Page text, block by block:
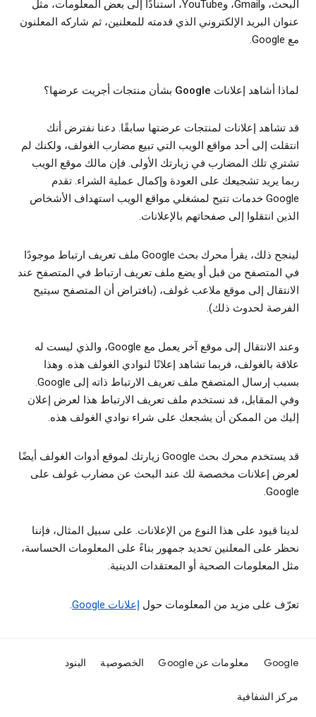
البحث، وGmail، وYouTube، استنادًا إلى بعض المعلومات، مثل
عنوان البريد الإلكتروني الذي قدمته للمعلنين، ثم شاركه المعلنون
مع Google.
لماذا أشاهد إعلانات Google بشأن منتجات أجريت عرضها؟
قد تشاهد إعلانات لمنتجات عرضتها سابقًا. دعنا نفترض أنك
انتقلت إلى أحد مواقع الويب التي تبيع مضارب الغولف، ولكنك لم
تشتري تلك المضارب في زيارتك الأولى. فإن مالك موقع الويب
ربما يريد تشجيعك على العودة وإكمال عملية الشراء. تقدم
Google خدمات تتيح لمشغلي مواقع الويب استهداف الأشخاص
الذين انتقلوا إلى صفحاتهم بالإعلانات.
لينجح ذلك، يقرأ محرك بحث Google ملف تعريف ارتباط موجودًا
في المتصفح من قبل أو يضع ملف تعريف ارتباط في المتصفح عند
الانتقال إلى موقع ملاعب غولف، (بافتراض أن المتصفح سيتيح
الفرصة لحدوث ذلك).
وعند الانتقال إلى موقع آخر يعمل مع Google، والذي ليست له
علاقة بالغولف، فربما تشاهد إعلانًا لنوادي الغولف هذه. وهذا
بسبب إرسال المتصفح ملف تعريف الارتباط ذاته إلى Google.
وفي المقابل، قد نستخدم ملف تعريف الارتباط هذا لعرض إعلان
إليك من الممكن أن يشجعك على شراء نوادي الغولف هذه.
قد يستخدم محرك بحث Google زيارتك لموقع أدوات الغولف أيضًا
لعرض إعلانات مخصصة لك عند البحث عن مضارب غولف على
Google.
لدينا قيود على هذا النوع من الإعلانات. على سبيل المثال، فإننا
نحظر على المعلنين تحديد جمهور بناءً على المعلومات الحساسة،
مثل المعلومات الصحية أو المعتقدات الدينية.
تعرّف على مزيد من المعلومات حول إعلانات Google .
Google معلومات عن Google الخصوصية البنود
مركز الشفافية